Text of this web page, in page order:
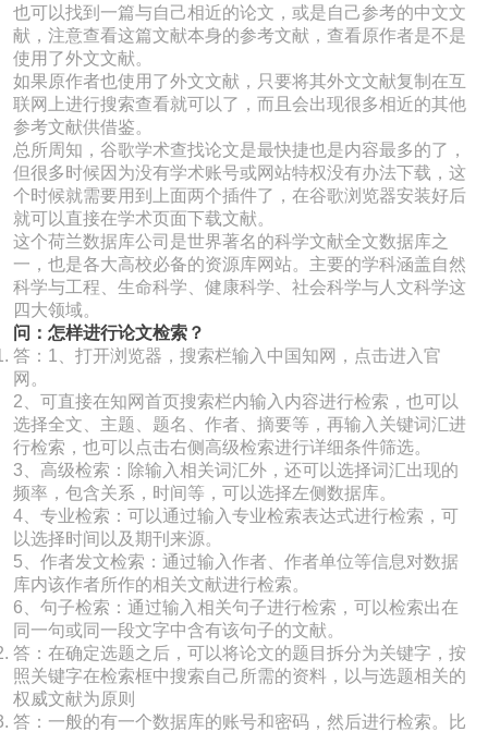
也可以找到一篇与自己相近的论文，或是自己参考的中文文
献，注意查看这篇文献本身的参考文献，查看原作者是不是
使用了外文文献。
如果原作者也使用了外文文献，只要将其外文文献复制在互
联网上进行搜索查看就可以了，而且会出现很多相近的其他
参考文献供借鉴。
总所周知，谷歌学术查找论文是最快捷也是内容最多的了，
但很多时候因为没有学术账号或网站特权没有办法下载，这
个时候就需要用到上面两个插件了，在谷歌浏览器安装好后
就可以直接在学术页面下载文献。
这个荷兰数据库公司是世界著名的科学文献全文数据库之
一，也是各大高校必备的资源库网站。主要的学科涵盖自然
科学与工程、生命科学、健康科学、社会科学与人文科学这
四大领域。
问：怎样进行论文检索？
答：1、打开浏览器，搜索栏输入中国知网，点击进入官
网。
2、可直接在知网首页搜索栏内输入内容进行检索，也可以
选择全文、主题、题名、作者、摘要等，再输入关键词汇进
行检索，也可以点击右侧高级检索进行详细条件筛选。
3、高级检索：除输入相关词汇外，还可以选择词汇出现的
频率，包含关系，时间等，可以选择左侧数据库。
4、专业检索：可以通过输入专业检索表达式进行检索，可
以选择时间以及期刊来源。
5、作者发文检索：通过输入作者、作者单位等信息对数据
库内该作者所作的相关文献进行检索。
6、句子检索：通过输入相关句子进行检索，可以检索出在
同一句或同一段文字中含有该句子的文献。
答：在确定选题之后，可以将论文的题目拆分为关键字，按
照关键字在检索框中搜索自己所需的资料，以与选题相关的
权威文献为原则
答：一般的有一个数据库的账号和密码，然后进行检索。比